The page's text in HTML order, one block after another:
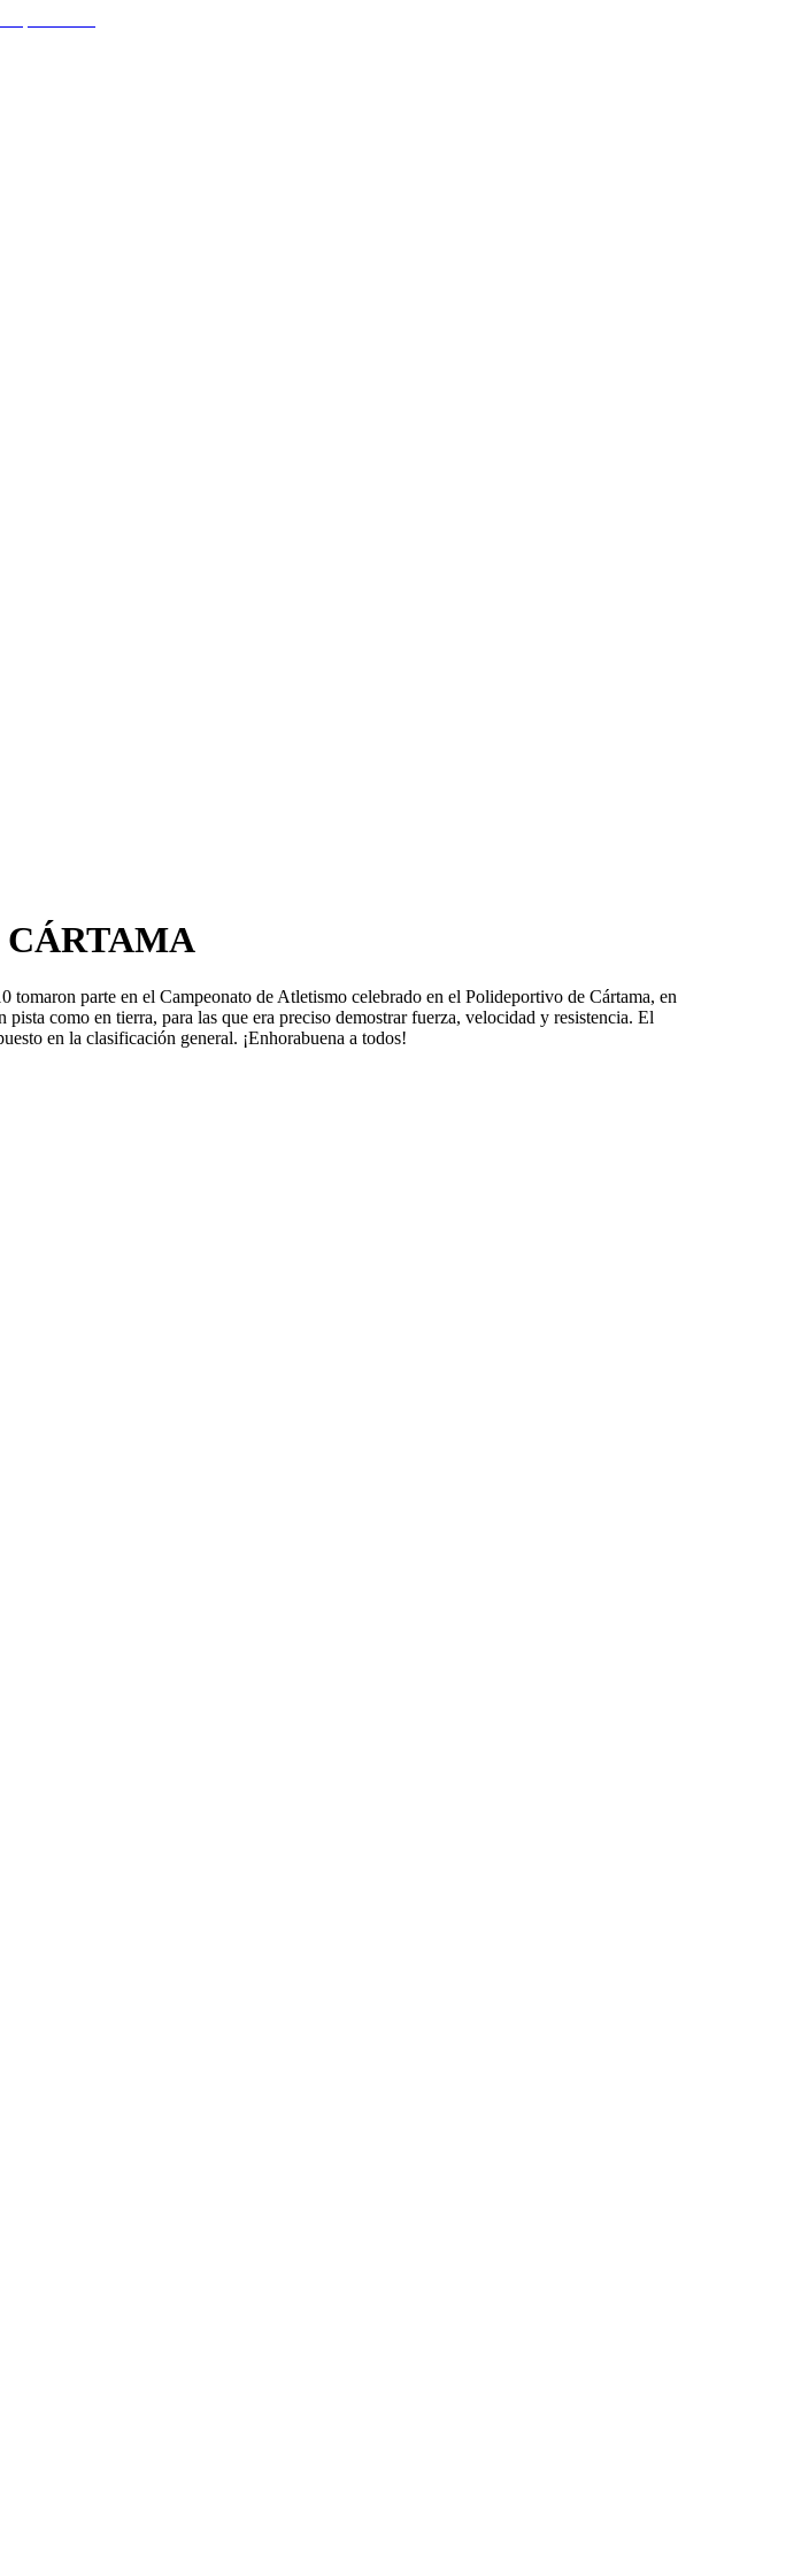
CÁRTAMA
tomaron parte en el Campeonato de Atletismo celebrado en el Polideportivo de Cártama, en
como en tierra, para las que era preciso demostrar fuerza, velocidad y resistencia. El
en la clasificación general. ¡Enhorabuena a todos!